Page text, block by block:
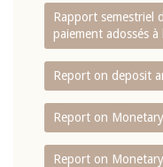
Rapport semestriel
paiement adossés
Report on deposit
Report on
Report on